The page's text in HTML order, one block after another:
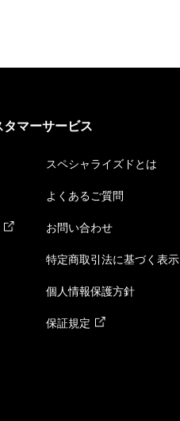
マーサービス
スペシャライズドとは
よくあるご質問
お問い合わせ
特定商取引法に基づく表示
個人情報保護方針
保証規定